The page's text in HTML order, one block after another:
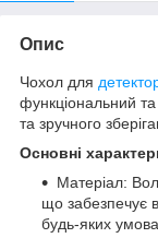
Опис
Чохол для
функціональний
та зручного
Основні
Матеріал:
що забезпечує
будь-яких